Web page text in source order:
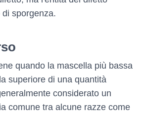
sporgenza.
quando la mascella più bassa
superiore di una quantità
considerato un
comune tra alcune razze come